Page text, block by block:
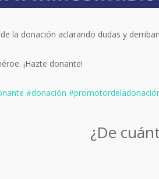
la donación aclarando dudas y
¡Hazte donante!⁠
#donación
¿De